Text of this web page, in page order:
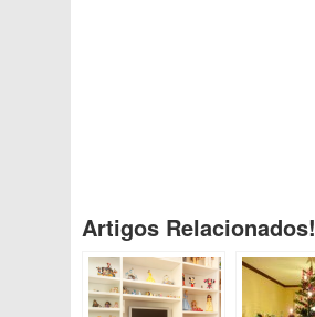
Artigos Relacionados!